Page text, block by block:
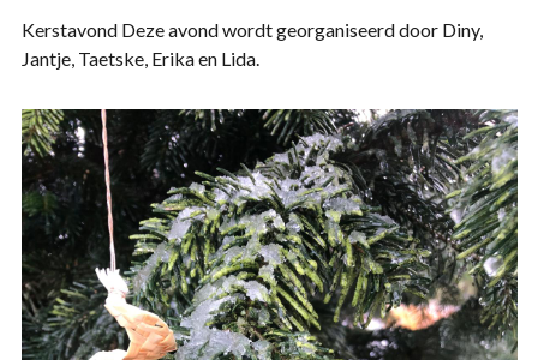
Kerstavond Deze avond wordt georganiseerd door Diny,
Jantje, Taetske, Erika en Lida.